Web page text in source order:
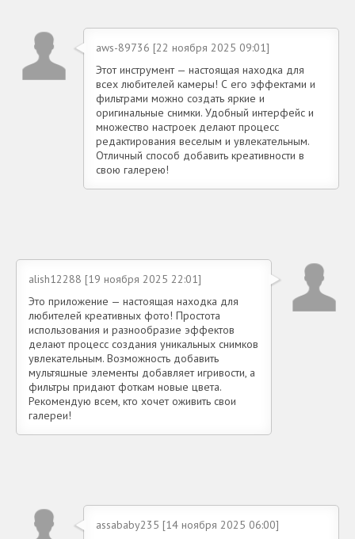
aws-89736 [22 ноября 2025 09:01]
Этот инструмент — настоящая находка для
всех любителей камеры! С его эффектами и
фильтрами можно создать яркие и
оригинальные снимки. Удобный интерфейс и
множество настроек делают процесс
редактирования веселым и увлекательным.
Отличный способ добавить креативности в
свою галерею!
alish12288 [19 ноября 2025 22:01]
Это приложение — настоящая находка для
любителей креативных фото! Простота
использования и разнообразие эффектов
делают процесс создания уникальных снимков
увлекательным. Возможность добавить
мультяшные элементы добавляет игривости, а
фильтры придают фоткам новые цвета.
Рекомендую всем, кто хочет оживить свои
галереи!
assababy235 [14 ноября 2025 06:00]